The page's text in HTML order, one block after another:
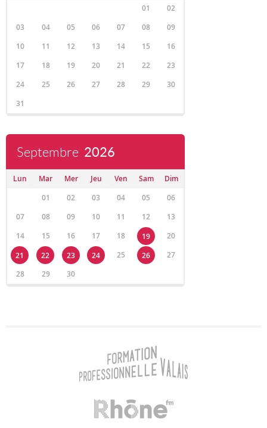
01
02
03
04 05 06 07 08
09
10
11 12 13 14 15
16
17
18 19 20 21 22
23
24
25 26 27 28 29
30
31
Septembre 2026
Lun Mar Mer Jeu Ven Sam
Dim
01
02 03 04 05
06
07
08 09 10 11 12
13
14
15 16 17 18 19
20
21
22 23 24 25 26
27
28
29 30